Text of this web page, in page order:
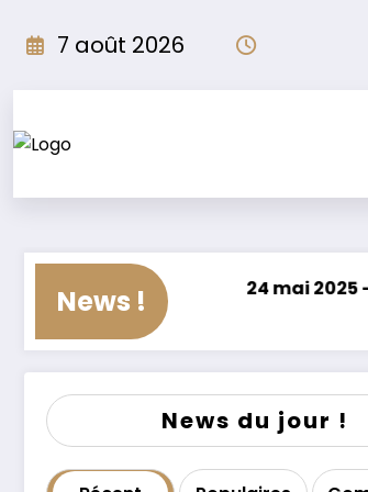
7 août 2026
News !
du 24 mai 2025 – signe par
2025
News du jour !